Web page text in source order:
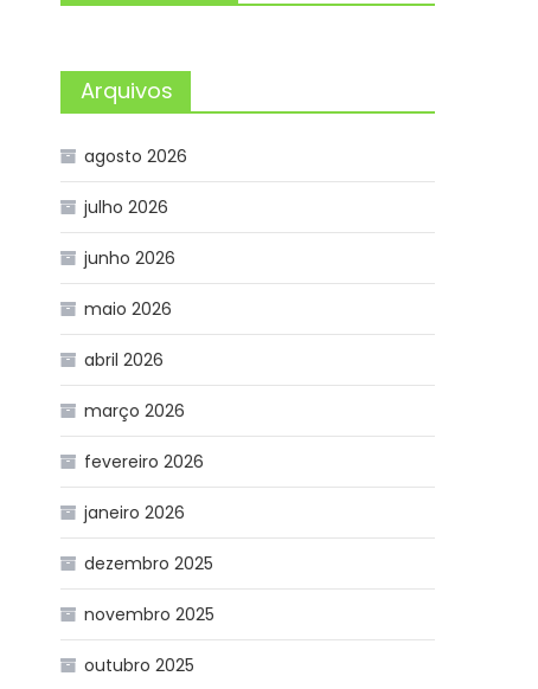
Arquivos
agosto 2026
julho 2026
junho 2026
maio 2026
abril 2026
março 2026
fevereiro 2026
janeiro 2026
dezembro 2025
novembro 2025
outubro 2025